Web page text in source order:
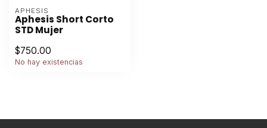
APHESIS
Aphesis Short Corto
STD Mujer
$750.00
No hay existencias